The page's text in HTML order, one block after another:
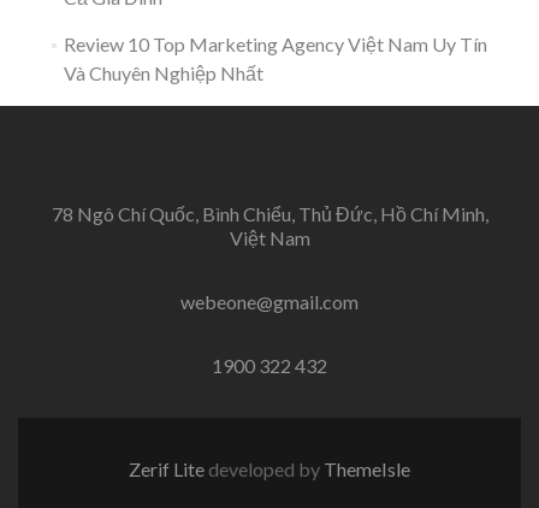
Review 10 Top Marketing Agency Việt Nam Uy Tín
Và Chuyên Nghiệp Nhất
78 Ngô Chí Quốc, Bình Chiểu, Thủ Đức, Hồ Chí Minh,
Việt Nam
webeone@gmail.com
1900 322 432
Zerif Lite developed by ThemeIsle